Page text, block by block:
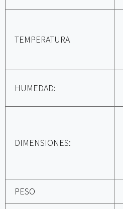
TEMPERATURA
HUMEDAD:
DIMENSIONES:
PESO